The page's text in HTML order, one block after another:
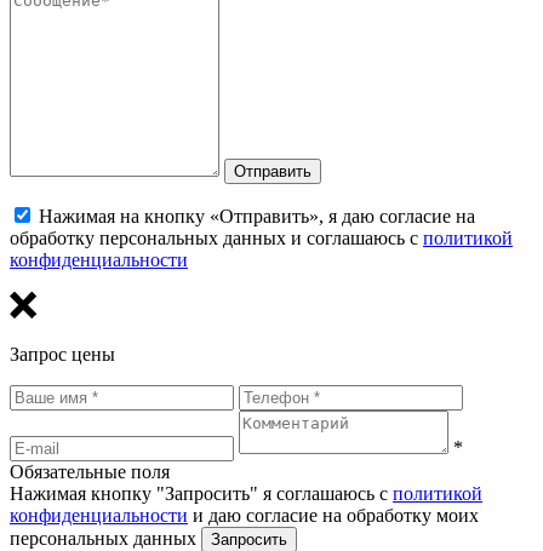
Отправить
Нажимая на кнопку «Отправить», я даю согласие на
обработку персональных данных и соглашаюсь с политикой
конфиденциальности
Запрос цены
*
Обязательные поля
Нажимая кнопку "Запросить" я соглашаюсь с политикой
конфиденциальности и даю согласие на обработку моих
персональных данных